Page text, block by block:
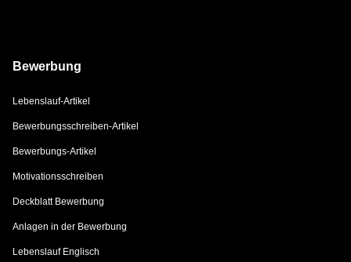
Bewerbung
Lebenslauf-Artikel
Bewerbungsschreiben-Artikel
Bewerbungs-Artikel
Motivationsschreiben
Deckblatt Bewerbung
Anlagen in der Bewerbung
Lebenslauf Englisch